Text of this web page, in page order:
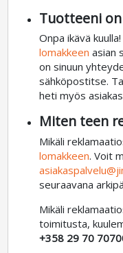
Tuotteeni
Onpa ikävä
lomakkeen asian
on sinuun
sähköpostitse.
heti myös
Miten teen
Mikäli
lomakkeen. Voit
seuraavana
Mikäli
toimitusta,
+358 29 70